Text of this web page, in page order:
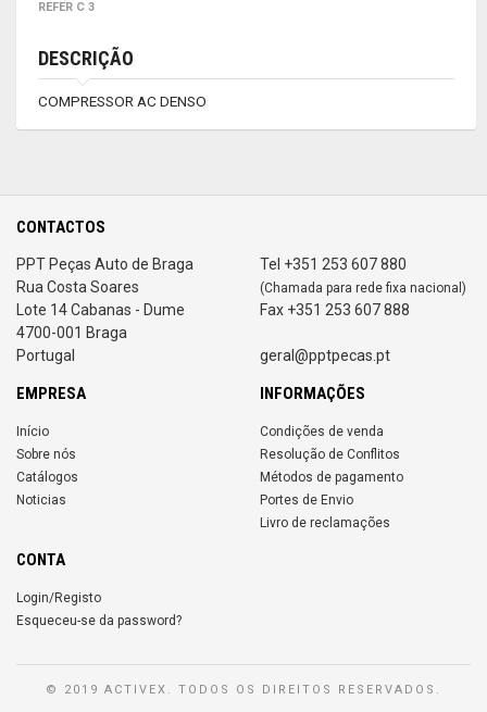
REFER C 3
DESCRIÇÃO
COMPRESSOR AC DENSO
CONTACTOS
PPT Peças Auto de Braga
Rua Costa Soares
Lote 14 Cabanas - Dume
4700-001 Braga
Portugal
Tel +351 253 607 880
(Chamada para rede fixa nacional)
Fax +351 253 607 888
geral@pptpecas.pt
EMPRESA
Início
Sobre nós
Catálogos
Noticias
INFORMAÇÕES
Condições de venda
Resolução de Conflitos
Métodos de pagamento
Portes de Envio
Livro de reclamações
CONTA
Login/Registo
Esqueceu-se da password?
© 2019 ACTIVEX. TODOS OS DIREITOS RESERVADOS.